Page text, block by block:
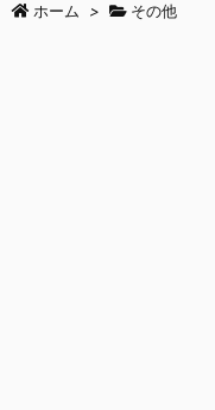
ホーム > その他